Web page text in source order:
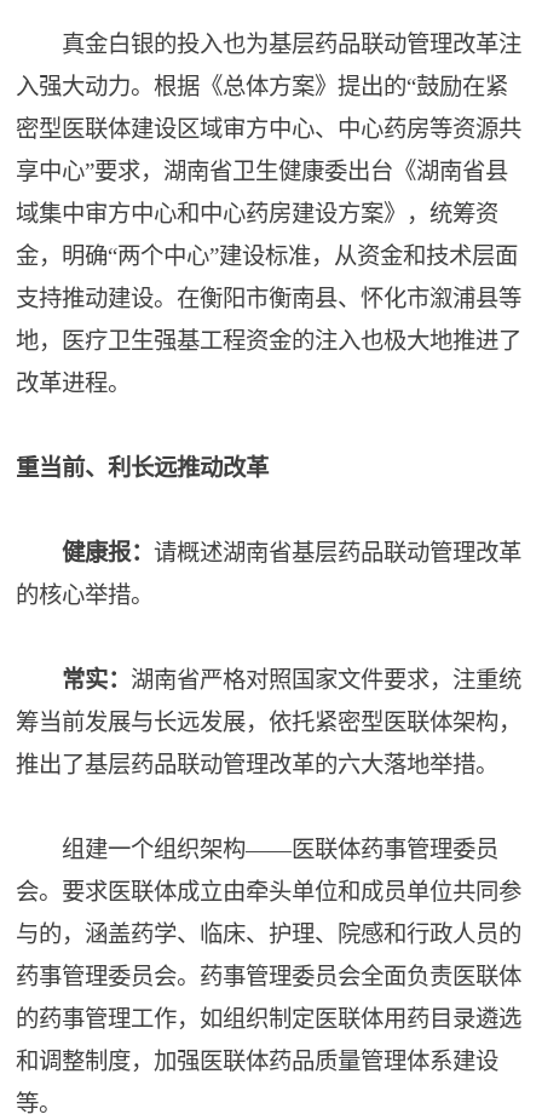
真金白银的投入也为基层药品联动管理改革注
入强大动力。根据《总体方案》提出的“鼓励在紧
密型医联体建设区域审方中心、中心药房等资源共
享中心”要求，湖南省卫生健康委出台《湖南省县
域集中审方中心和中心药房建设方案》，统筹资
金，明确“两个中心”建设标准，从资金和技术层面
支持推动建设。在衡阳市衡南县、怀化市溆浦县等
地，医疗卫生强基工程资金的注入也极大地推进了
改革进程。
重当前、利长远推动改革
健康报：请概述湖南省基层药品联动管理改革
的核心举措。
常实： 湖南省严格对照国家文件要求，注重统
筹当前发展与长远发展，依托紧密型医联体架构，
推出了基层药品联动管理改革的六大落地举措。
组建一个组织架构——医联体药事管理委员
会。要求医联体成立由牵头单位和成员单位共同参
与的，涵盖药学、临床、护理、院感和行政人员的
药事管理委员会。药事管理委员会全面负责医联体
的药事管理工作，如组织制定医联体用药目录遴选
和调整制度，加强医联体药品质量管理体系建设
等。